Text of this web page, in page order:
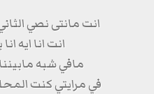
انت مانتى نصي
انت انا ايه
مافي شبه مابيننا
في مرايتي كنت